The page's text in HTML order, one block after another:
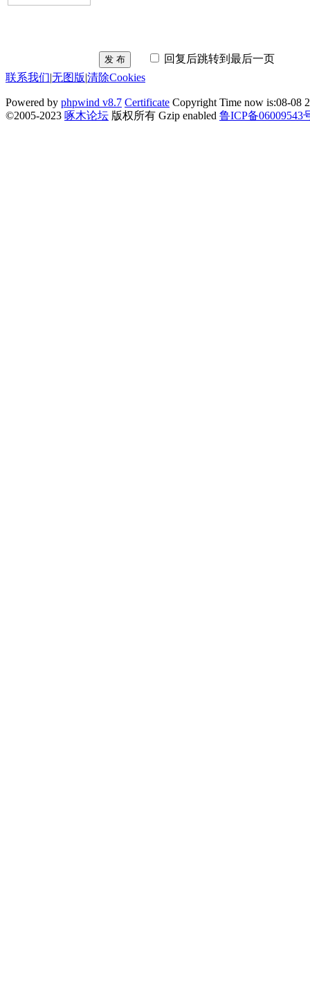
发 布
回复后跳转到最后一页
联系我们|无图版|清除Cookies
Powered by phpwind v8.7 Certificate Copyright Time now is:08-08
©2005-2023 啄木论坛 版权所有 Gzip enabled 鲁ICP备06009543